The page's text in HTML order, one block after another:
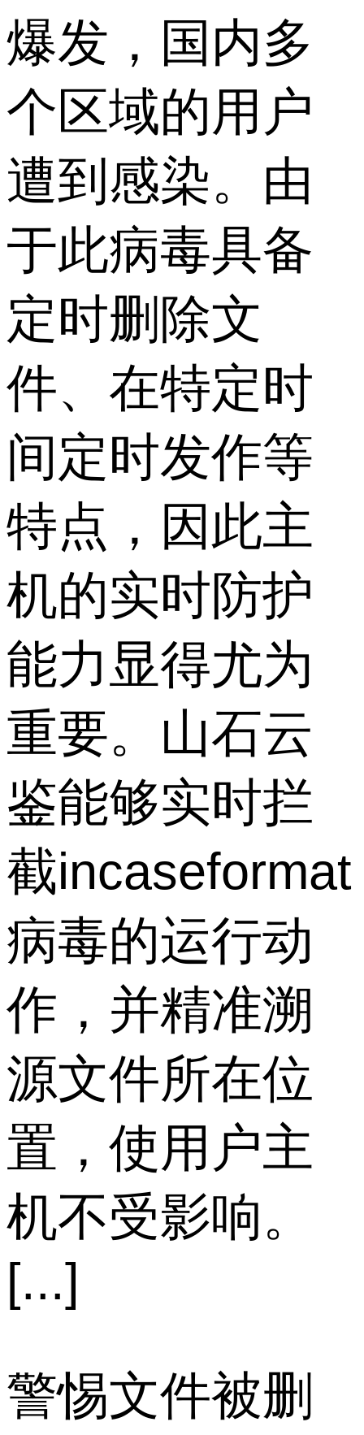
爆发，国内多
个区域的用户
遭到感染。由
于此病毒具备
定时删除文
件、在特定时
间定时发作等
特点，因此主
机的实时防护
能力显得尤为
重要。山石云
鉴能够实时拦
截incaseformat
病毒的运行动
作，并精准溯
源文件所在位
置，使用户主
机不受影响。
[...]
警惕文件被删